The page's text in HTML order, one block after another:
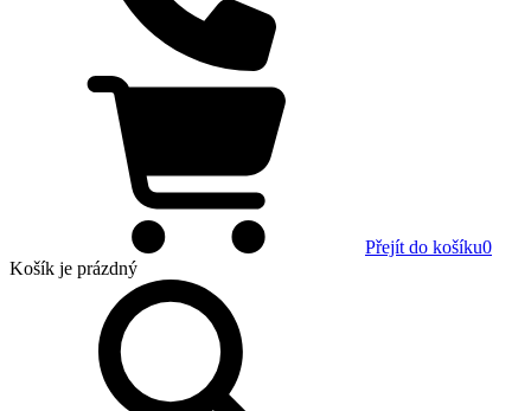
Přejít do košíku0
Košík je prázdný